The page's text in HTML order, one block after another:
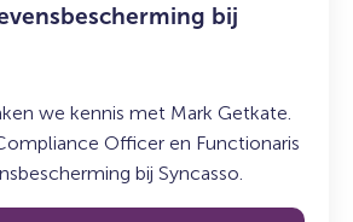
bij
we kennis met Mark Getkate.
Officer en Functionaris
bij Syncasso.